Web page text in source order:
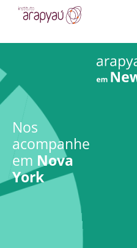
Nos
acompanhe
em Nova
York